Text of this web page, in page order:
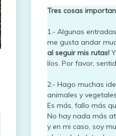
Tres cosas
1.- Algunas
me gusta andar
al seguir mis rutas!
líos. Por favor,
2.- Hago muchas
animales y
Es más, fallo más
No hay nada más
y en mi caso, soy